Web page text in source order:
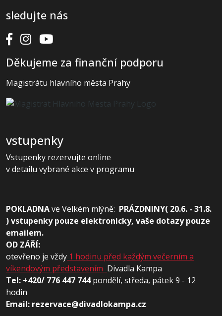
sledujte nás
Děkujeme za finanční podporu
Magistrátu hlavního města Prahy
vstupenky
Vstupenky rezervujte online
v detailu vybrané akce v programu
POKLADNAve Velkém mlýně: PRÁZDNINY( 20.6. - 31.8.
) vstupenky pouze elektronicky, vaše dotazy pouze
emailem.
OD ZÁŘÍ:
otevřeno je vždy 1 hodinu před každým večerním a
víkendovým představením Divadla Kampa
Tel: +420/ 776 447 744pondělí, středa, pátek 9 - 12
hodin
Email: rezervace@divadlokampa.cz